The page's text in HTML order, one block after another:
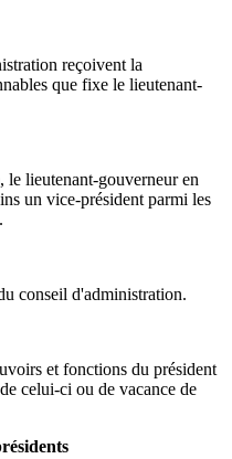
reçoivent la
que fixe le lieutenant-
le lieutenant-gouverneur en
un vice-président parmi les
conseil d'administration.
et fonctions du président
celui-ci ou de vacance de